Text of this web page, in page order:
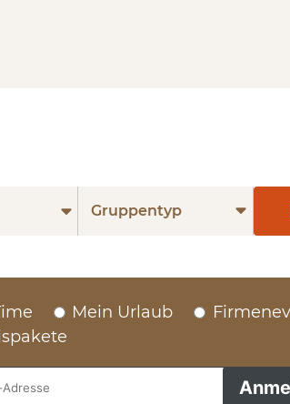
Gruppentyp
Mein Urlaub